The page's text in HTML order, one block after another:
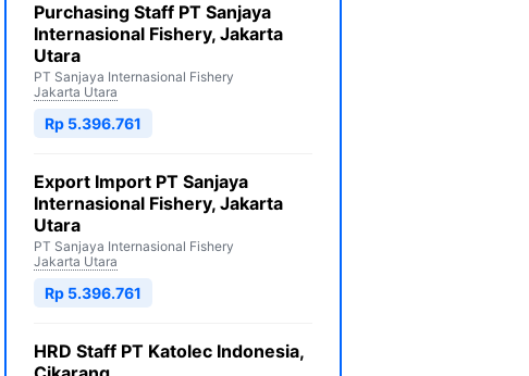
Purchasing Staff PT Sanjaya
Internasional Fishery, Jakarta
Utara
PT Sanjaya Internasional Fishery
Jakarta Utara
Rp 5.396.761
Export Import PT Sanjaya
Internasional Fishery, Jakarta
Utara
PT Sanjaya Internasional Fishery
Jakarta Utara
Rp 5.396.761
HRD Staff PT Katolec Indonesia,